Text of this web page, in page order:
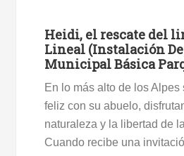
Heidi, el rescate del
Lineal (Instalación
Municipal Básica
En lo más alto de los
feliz con su abuelo,
naturaleza y la libertad de
Cuando recibe una